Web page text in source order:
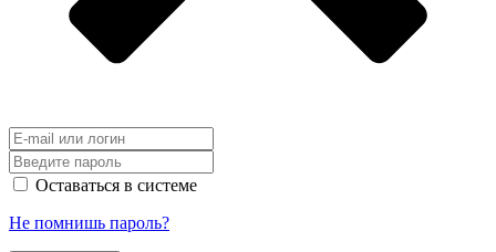
Оставаться в системе
Не помнишь пароль?